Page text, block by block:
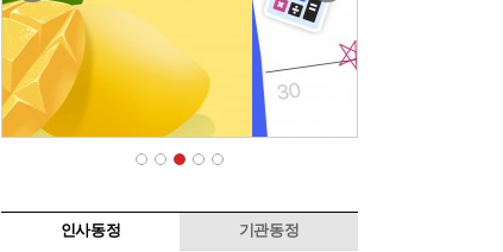
인사동정 기관동정